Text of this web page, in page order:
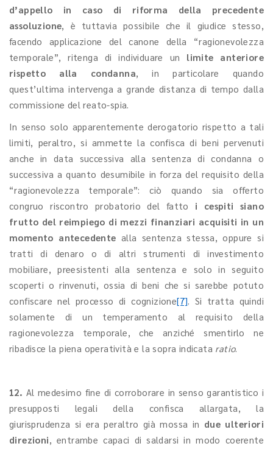
d’appello in caso di riforma della precedente
assoluzione, è tuttavia possibile che il giudice stesso,
facendo applicazione del canone della “ragionevolezza
temporale”, ritenga di individuare un limite anteriore
rispetto alla condanna, in particolare quando
quest’ultima intervenga a grande distanza di tempo dalla
commissione del reato-spia.
In senso solo apparentemente derogatorio rispetto a tali
limiti, peraltro, si ammette la confisca di beni pervenuti
anche in data successiva alla sentenza di condanna o
successiva a quanto desumibile in forza del requisito della
“ragionevolezza temporale”: ciò quando sia offerto
congruo riscontro probatorio del fatto i cespiti siano
frutto del reimpiego di mezzi finanziari acquisiti in un
momento antecedente alla sentenza stessa, oppure si
tratti di denaro o di altri strumenti di investimento
mobiliare, preesistenti alla sentenza e solo in seguito
scoperti o rinvenuti, ossia di beni che si sarebbe potuto
confiscare nel processo di cognizione[7]. Si tratta quindi
solamente di un temperamento al requisito della
ragionevolezza temporale, che anziché smentirlo ne
ribadisce la piena operatività e la sopra indicata ratio.
12. Al medesimo fine di corroborare in senso garantistico i
presupposti legali della confisca allargata, la
giurisprudenza si era peraltro già mossa in due ulteriori
direzioni, entrambe capaci di saldarsi in modo coerente